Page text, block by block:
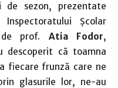
sezon, prezentate
Şcolar
de prof. Atia Fodor,
descoperit că toamna
fiecare frunză care ne
glasurile lor, ne-au